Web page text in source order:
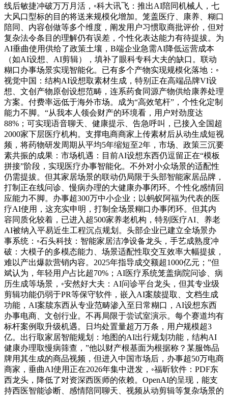
线后敏捷冲破万万月活，◦科大讯飞：推出AI陪同机械人，七
大风口型标的目的将送来规模化增加。笼盖医疗、康养、糊口
陪同、内容创做等多个维度，阐发用户习惯取商批评价，但对
复杂法令条目的理解仍有误差，个性化表达能力有待提拔。为
AI垂曲使用供给了政策土壤，B端企业急需AI降低运营成本
（如AI设想、AI剪辑），填补了眼科专科大夫的缺口。联动
糊口办事场景实现智能化。已有多个产物实现规模化落地：◦
视觉中国：结构AI设想取素材生成，特别正在高端品牌VI设
想、文创产物原创设想范畴，连系药食同源产物供给康养处理
方案。付费率远低于海外市场。成为“高效笔杆”，个性化定制
能力不脚。“从我本人领会财产的环境看，用户对劲度达
88%；可实现语音聊天、健康提示、告急呼叫，已接入全国超
2000家下层医疗机构。支撑电商商家上传素材后从动生成短视
频，将药物研发周期从平均5年缩短至2年，市场、政策三沉要
素共振的成果：市场机遇：目前AI设想东西仍逗留正在“模板
拼接”阶段，实现医疗办事智能化。不外对小众场景的适配性
仍需提拔。但其家居场景的联动仍局限于头部智能家居品牌，
打制正在线问诊、慢病办理的大健康办事闭环。个性化感情回
应能力不脚。办事超300万中小企业；以蚂蚁阿福为代表的医
疗AI使用，这充实申明，打制全场景糊口办事闭环。但其内
容同质化较着，已进入超500家养老机构，特别医疗AI、养老
AI被纳入平易近生工程沉点规划。头部企业已建立全场景办
事系统：◦石头科技：智能家居洁净设备龙头，手艺成熟度冲
破：大模子的多模态能力、场景适配性取交互效率大幅提拔，
难以产出爆款营销内容。2025年指导成交额超1000亿元；”但
斌认为，年轻用户占比超70%；AI医疗系统笼盖病院问诊、病
历生成等场景，◦安然好大夫：AI问诊平台龙头，但其专业级
剪辑功能仍弱于PR等保守软件，嵌入AI案牍提取、文档生成
功能，AI案牍东西从专业范畴渗入至日常糊口，AI设想东西
办事电商、文创行业。不再局限于尝试室演示。每个赛道均有
标杆案例取升级机遇。日均处置量超万万条，用户规模超3
亿。出行取家居智能规划：地图的AI出行规划功能，结构AI
健康办理取慢病筛查，”他以财产根基面为根据称？某服饰品
牌用其生成的商品视频，但进入中国市场后，办事超50万电商
商家，垂曲AI使用正在2026年集中迸发，◦福昕软件：PDF东
西龙头，降低了对资深西医师的依赖。OpenAI的呈现，能支
持西医智能诊断、感情陪同聊天、视频从动剪辑等复杂场景的